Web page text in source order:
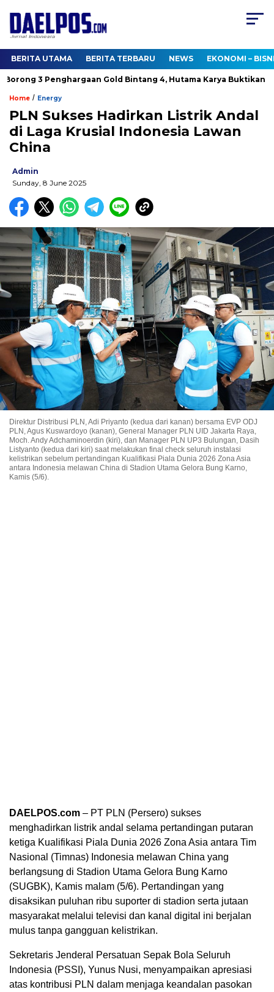
BERITA UTAMA BERITA TERBARU NEWS EKONOMI –
3 Penghargaan Gold Bintang 4, Hutama Karya Buktikan
Home / Energy
PLN Sukses Hadirkan Listrik Andal
di Laga Krusial Indonesia Lawan
China
Admin
Sunday, 8 June 2025
Direktur Distribusi PLN, Adi Priyanto (kedua dari kanan) bersama EVP ODJ
PLN, Agus Kuswardoyo (kanan), General Manager PLN UID Jakarta Raya,
Moch. Andy Adchaminoerdin (kiri), dan Manager PLN UP3 Bulungan, Dasih
Listyanto (kedua dari kiri) saat melakukan final check seluruh instalasi
kelistrikan sebelum pertandingan Kualifikasi Piala Dunia 2026 Zona Asia
antara Indonesia melawan China di Stadion Utama Gelora Bung Karno,
Kamis (5/6).
DAELPOS.com – PT PLN (Persero) sukses
menghadirkan listrik andal selama pertandingan putaran
ketiga Kualifikasi Piala Dunia 2026 Zona Asia antara Tim
Nasional (Timnas) Indonesia melawan China yang
berlangsung di Stadion Utama Gelora Bung Karno
(SUGBK), Kamis malam (5/6). Pertandingan yang
disaksikan puluhan ribu suporter di stadion serta jutaan
masyarakat melalui televisi dan kanal digital ini berjalan
mulus tanpa gangguan kelistrikan.
Sekretaris Jenderal Persatuan Sepak Bola Seluruh
Indonesia (PSSI), Yunus Nusi, menyampaikan apresiasi
atas kontribusi PLN dalam menjaga keandalan pasokan